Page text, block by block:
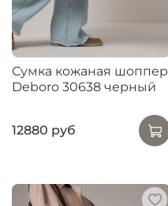
Сумка кожаная шоппер
Deboro 30638 черный
12880 руб